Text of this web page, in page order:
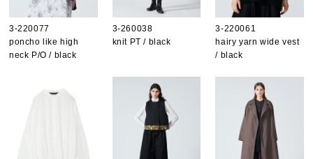
3-220077
poncho like high
neck P/O / black
3-260038
knit PT / black
3-220061
hairy yarn wide vest
/ black